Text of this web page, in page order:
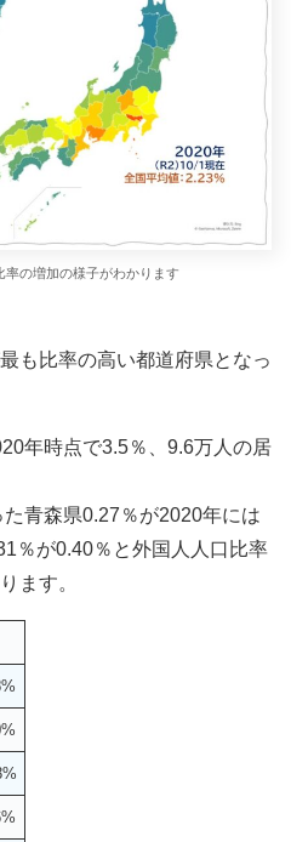
率の増加の様子がわかります
も比率の高い都道府県となっ
年時点で3.5％、9.6万人の居
青森県0.27％が2020年には
％が0.40％と外国人人口比率
ます。